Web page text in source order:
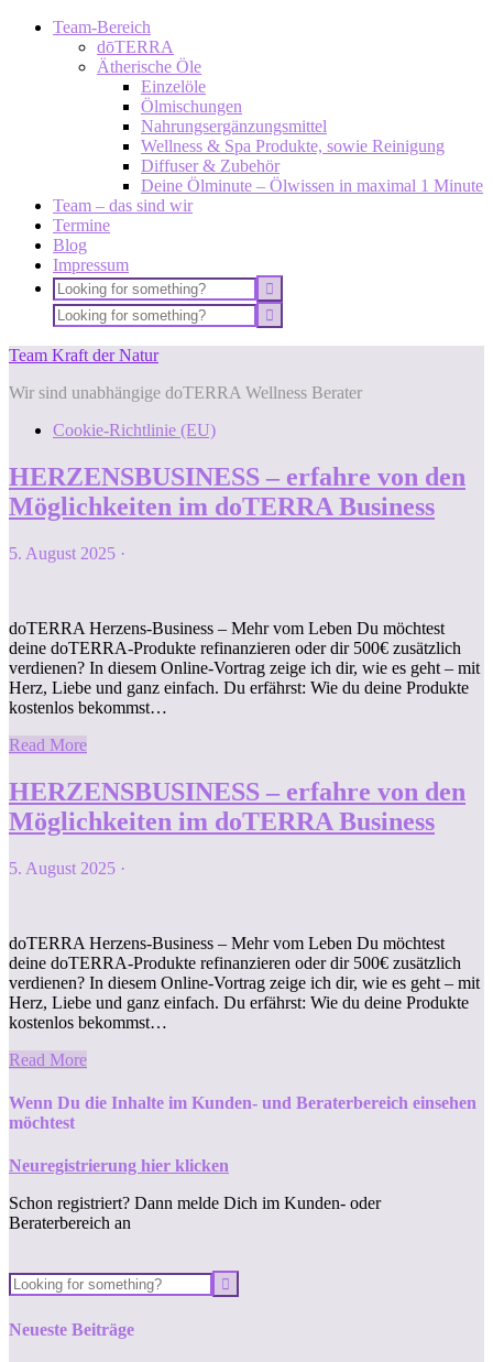
Team-Bereich
dōTERRA
Ätherische Öle
Einzelöle
Ölmischungen
Nahrungsergänzungsmittel
Wellness & Spa Produkte, sowie Reinigung
Diffuser & Zubehör
Deine Ölminute – Ölwissen in maximal 1 Minute
Team – das sind wir
Termine
Blog
Impressum
Team Kraft der Natur
Wir sind unabhängige doTERRA Wellness Berater
Cookie-Richtlinie (EU)
HERZENSBUSINESS – erfahre von den
Möglichkeiten im doTERRA Business
5. August 2025 ·
doTERRA Herzens-Business – Mehr vom Leben Du möchtest
deine doTERRA-Produkte refinanzieren oder dir 500€ zusätzlich
verdienen? In diesem Online-Vortrag zeige ich dir, wie es geht – mit
Herz, Liebe und ganz einfach. Du erfährst: Wie du deine Produkte
kostenlos bekommst…
Read More
HERZENSBUSINESS – erfahre von den
Möglichkeiten im doTERRA Business
5. August 2025 ·
doTERRA Herzens-Business – Mehr vom Leben Du möchtest
deine doTERRA-Produkte refinanzieren oder dir 500€ zusätzlich
verdienen? In diesem Online-Vortrag zeige ich dir, wie es geht – mit
Herz, Liebe und ganz einfach. Du erfährst: Wie du deine Produkte
kostenlos bekommst…
Read More
Wenn Du die Inhalte im Kunden- und Beraterbereich einsehen
möchtest
Neuregistrierung hier klicken
Schon registriert? Dann melde Dich im Kunden- oder
Beraterbereich an
Neueste Beiträge